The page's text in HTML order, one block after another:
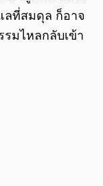
ลที่สมดุล ก็อาจ
มไหลกลับเข้า